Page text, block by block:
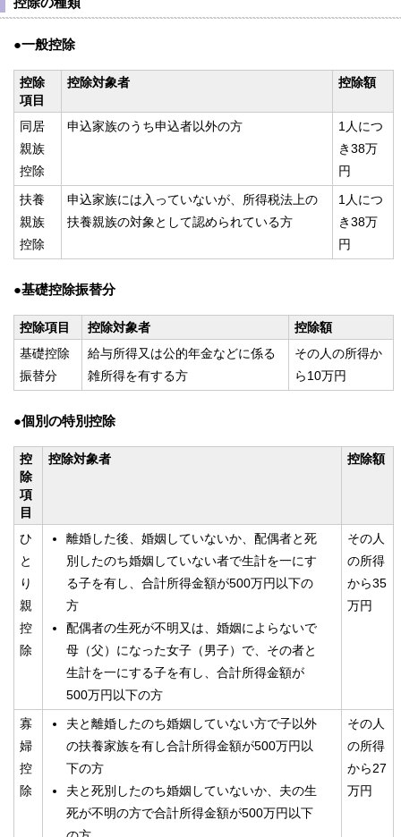
●一般控除
控除
項目
控除対象者 控除額
同居
親族
控除
申込家族のうち申込者以外の方
1人につ
き38万
円
扶養
親族
控除
申込家族には入っていないが、所得税法上の
扶養親族の対象として認められている方
1人につ
き38万
円
●基礎控除振替分
控除項目 控除対象者
控除額
基礎控除
振替分
給与所得又は公的年金などに係る
雑所得を有する方
その人の所得か
ら10万円
●個別の特別控除
控
除
項
目
控除対象者 控除額
ひ
と
り
親
控
除
離婚した後、婚姻していないか、配偶者と死
別したのち婚姻していない者で生計を一にす
る子を有し、合計所得金額が500万円以下の
方
配偶者の生死が不明又は、婚姻によらないで
母（父）になった女子（男子）で、その者と
生計を一にする子を有し、合計所得金額が
500万円以下の方
その人
の所得
から35
万円
寡
婦
控
除
夫と離婚したのち婚姻していない方で子以外
の扶養家族を有し合計所得金額が500万円以
下の方
夫と死別したのち婚姻していないか、夫の生
死が不明の方で合計所得金額が500万円以下
その人
の所得
から27
万円